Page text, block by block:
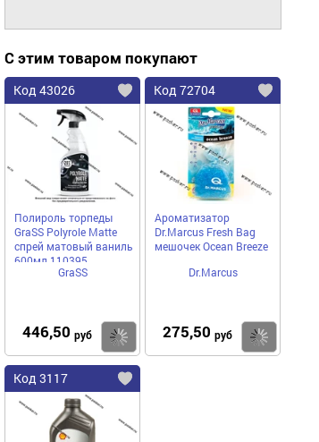
С этим товаром покупают
Код 43026
Полироль торпеды
GraSS Polyrole Matte
спрей матовый ваниль
600мл 110395
GraSS
446,50 руб Купить
Код 72704
Ароматизатор
Dr.Marcus Fresh Bag
мешочек Ocean Breeze
Dr.Marcus
275,50 руб
Код 3117